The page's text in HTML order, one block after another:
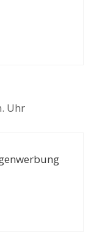
Uhr